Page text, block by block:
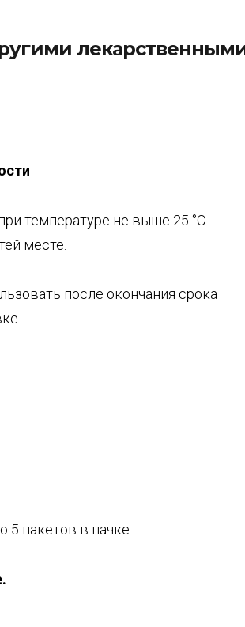
температуре не выше 25 °C.
месте.
после окончания срока
5 пакетов в пачке.